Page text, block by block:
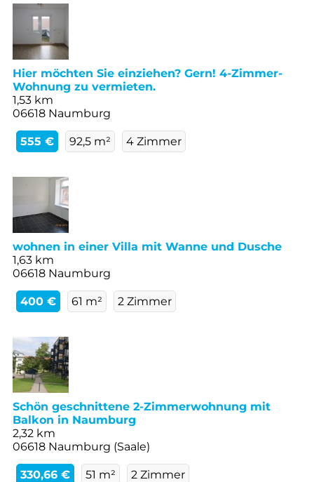
Hier möchten Sie einziehen? Gern! 4-Zimmer-
Wohnung zu vermieten.
1,53 km
06618 Naumburg
555 € 92,5 m² 4 Zimmer
wohnen in einer Villa mit Wanne und Dusche
1,63 km
06618 Naumburg
400 € 61 m² 2 Zimmer
Schön geschnittene 2-Zimmerwohnung mit
Balkon in Naumburg
2,32 km
06618 Naumburg (Saale)
330,66 € 51 m² 2 Zimmer